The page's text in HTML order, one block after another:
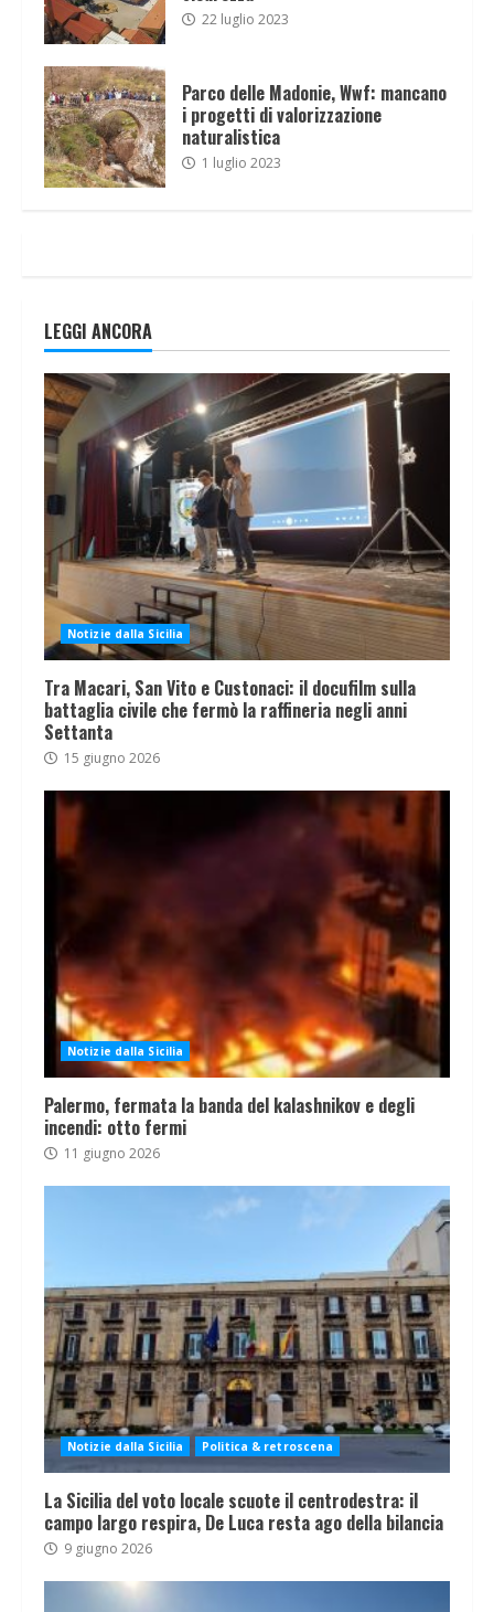
22 luglio 2023
Parco delle Madonie, Wwf: mancano
i progetti di valorizzazione
naturalistica
1 luglio 2023
LEGGI ANCORA
Notizie dalla Sicilia
Tra Macari, San Vito e Custonaci: il docufilm sulla
battaglia civile che fermò la raffineria negli anni
Settanta
15 giugno 2026
Notizie dalla Sicilia
Palermo, fermata la banda del kalashnikov e degli
incendi: otto fermi
11 giugno 2026
Notizie dalla Sicilia Politica & retroscena
La Sicilia del voto locale scuote il centrodestra: il
campo largo respira, De Luca resta ago della bilancia
9 giugno 2026